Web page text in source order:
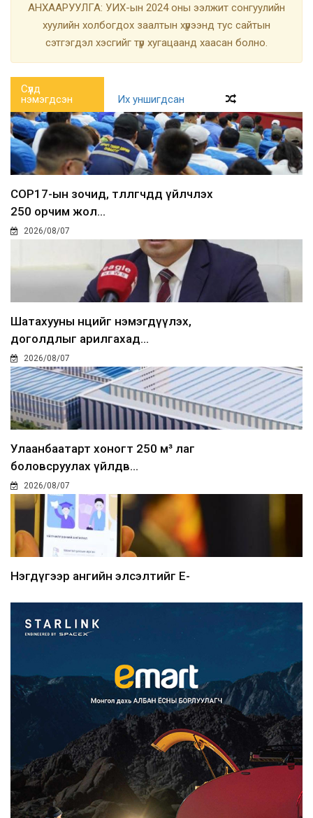
АНХААРУУЛГА: УИХ-ын 2024 оны ээлжит сонгуулийн
хуулийн холбогдох заалтын хүрээнд тус сайтын
сэтгэгдэл хэсгийг түр хугацаанд хаасан болно.
Сүүлд
нэмэгдсэн
Их уншигдсан
COP17-ын зочид, төлөөлөгчдөд үйлчлэх
250 орчим жол...
2026/08/07
Шатахууны нөөцийг нэмэгдүүлэх,
доголдлыг арилгахад...
2026/08/07
Улаанбаатарт хоногт 250 м³ лаг
боловсруулах үйлдв...
2026/08/07
Нэгдүгээр ангийн элсэлтийг E-
Францад иргэд рүү зөвшөөрөлгүй
сурталчилгааны дууд...
2026/08/07